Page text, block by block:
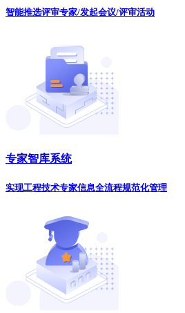
智能推选评审专家/发起会议/评审活动
专家智库系统
实现工程技术专家信息全流程规范化管理